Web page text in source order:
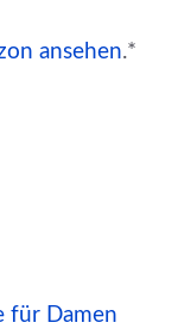
ansehen.*
für Damen